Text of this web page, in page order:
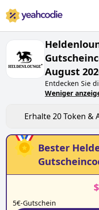
August
Entdecken Sie
Gutscheincodes
verdienen Sie
Sie den Code
wenn Sie
und anderen
Weniger
Erhalte20Token &
Bester
$
5€-Gutschein